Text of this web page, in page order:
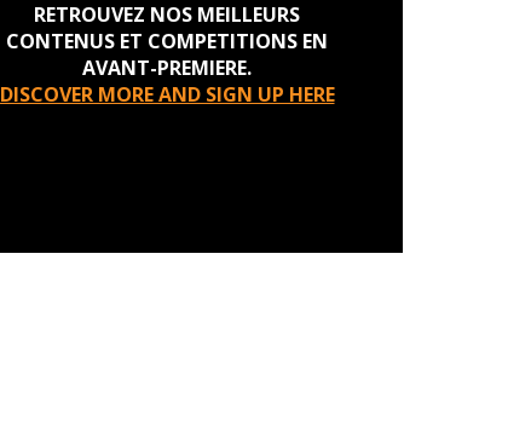
RETROUVEZ NOS MEILLEURS
CONTENUS ET COMPETITIONS EN
AVANT-PREMIERE.
DISCOVER MORE AND SIGN UP HERE